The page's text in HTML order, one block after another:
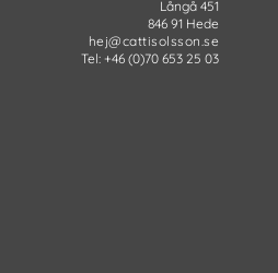
Långå 451
846 91 Hede
hej@cattisolsson.se
Tel: +46 (0)70 653 25 03